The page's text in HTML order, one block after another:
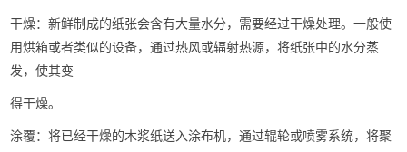
干燥：新鲜制成的纸张会含有大量水分，需要经过干燥处理。一般使
用烘箱或者类似的设备，通过热风或辐射热源，将纸张中的水分蒸
发，使其变
得干燥。
涂覆：将已经干燥的木浆纸送入涂布机，通过辊轮或喷雾系统，将聚